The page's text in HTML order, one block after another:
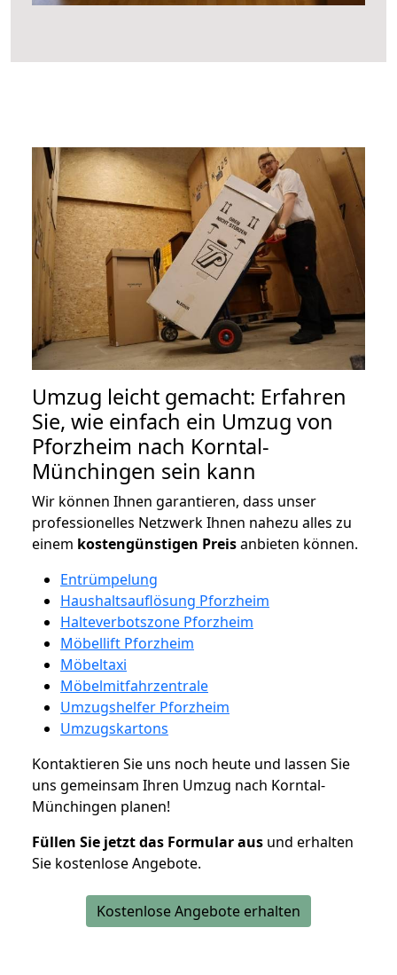
Umzug leicht gemacht: Erfahren
Sie, wie einfach ein Umzug von
Pforzheim nach Korntal-
Münchingen sein kann
Wir können Ihnen garantieren, dass unser
professionelles Netzwerk Ihnen nahezu alles zu
einem kostengünstigen Preisanbieten können.
Entrümpelung
Haushaltsauflösung Pforzheim
Halteverbotszone Pforzheim
Möbellift Pforzheim
Möbeltaxi
Möbelmitfahrzentrale
Umzugshelfer Pforzheim
Umzugskartons
Kontaktieren Sie uns noch heute und lassen Sie
uns gemeinsam Ihren Umzug nach Korntal-
Münchingen planen!
Füllen Sie jetzt das Formular aus und erhalten
Sie kostenlose Angebote.
Kostenlose Angebote erhalten